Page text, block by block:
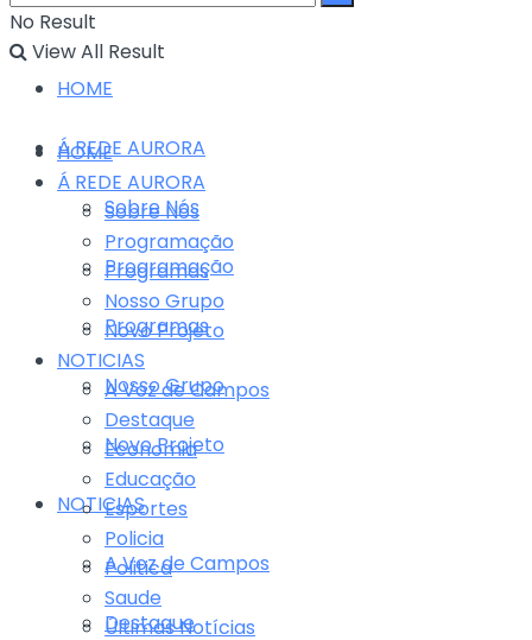
No Result
View All Result
HOME
Á REDE AURORA
Sobre Nós
Programação
Programas
Nosso Grupo
Novo Projeto
NOTICIAS
A Voz de Campos
Destaque
HOME
Á REDE AURORA
Sobre Nós
Programação
Programas
Nosso Grupo
Novo Projeto
NOTICIAS
A Voz de Campos
Destaque
Economia
Educação
Esportes
Policia
Politica
Saude
Últimas Notícias